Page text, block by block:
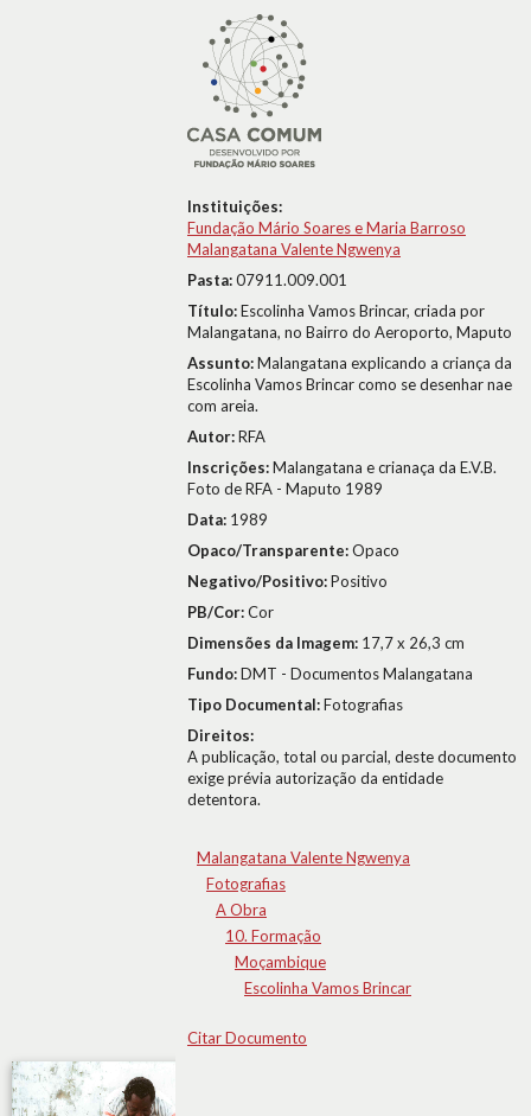
Instituições:
Fundação Mário Soares e Maria Barroso
Malangatana Valente Ngwenya
Pasta:07911.009.001
Título:Escolinha Vamos Brincar, criada por
Malangatana, no Bairro do Aeroporto, Maputo
Assunto:Malangatana explicando a criança da
Escolinha Vamos Brincar como se desenhar nae
com areia.
Autor:RFA
Inscrições:Malangatana e crianaça da E.V.B.
Foto de RFA - Maputo 1989
Data: 1989
Opaco/Transparente:Opaco
Negativo/Positivo:Positivo
PB/Cor:Cor
Dimensões da Imagem: 17,7 x 26,3 cm
Fundo:DMT - Documentos Malangatana
Tipo Documental:Fotografias
Direitos:
A publicação, total ou parcial, deste documento
exige prévia autorização da entidade
detentora.
Malangatana Valente Ngwenya
Fotografias
A Obra
10. Formação
Moçambique
Escolinha Vamos Brincar
Citar Documento